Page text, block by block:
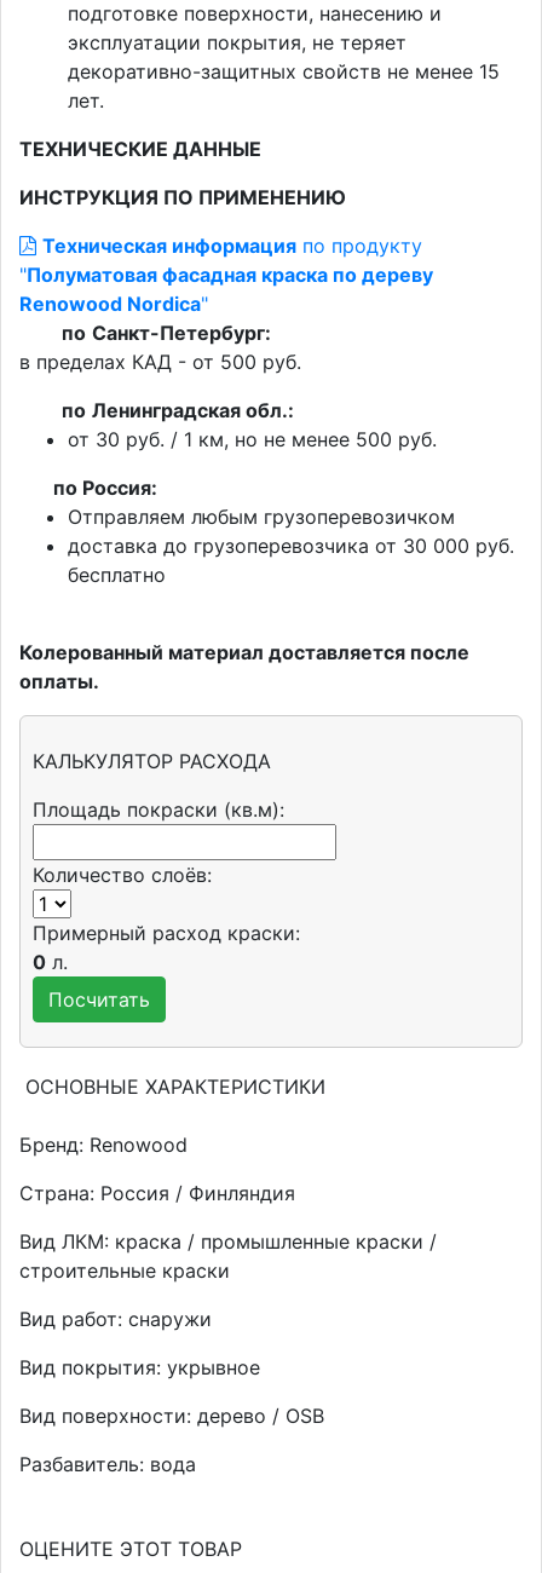
подготовке поверхности, нанесению и
эксплуатации покрытия, не теряет
декоративно-защитных свойств не менее 15
лет.
ТЕХНИЧЕСКИЕ ДАННЫЕ
ИНСТРУКЦИЯ ПО ПРИМЕНЕНИЮ
Техническая информация по продукту
"Полуматовая фасадная краска по дереву
Renowood Nordica"
по Санкт-Петербург:
в пределах КАД - от 500 руб.
по Ленинградская обл.:
от 30 руб. / 1 км, но не менее 500 руб.
по Россия:
Отправляем любым грузоперевозичком
доставка до грузоперевозчика от 30 000 руб.
бесплатно
Колерованный материал доставляется после
оплаты.
КАЛЬКУЛЯТОР РАСХОДА
Площадь покраски (кв.м):
Количество слоёв:
Примерный расход краски:
0 л.
ОСНОВНЫЕ ХАРАКТЕРИСТИКИ
Бренд: Renowood
Страна: Россия / Финляндия
Вид ЛКМ: краска / промышленные краски /
строительные краски
Вид работ: снаружи
Вид покрытия: укрывное
Вид поверхности: дерево / OSB
Разбавитель: вода
ОЦЕНИТЕ ЭТОТ ТОВАР